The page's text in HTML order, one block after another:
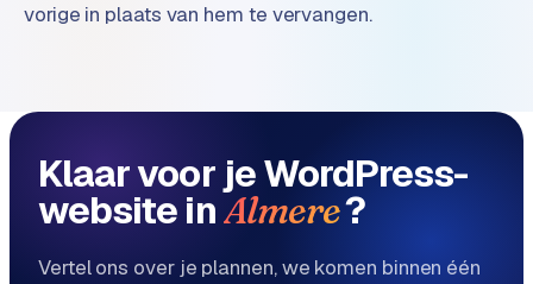
vorige in plaats van hem te vervangen.
Klaar voor je WordPress-
website inAlmere?
Vertel ons over je plannen, we komen binnen één